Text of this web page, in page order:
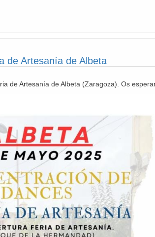
de Artesanía de Albeta
de Artesanía de Albeta (Zaragoza). Os